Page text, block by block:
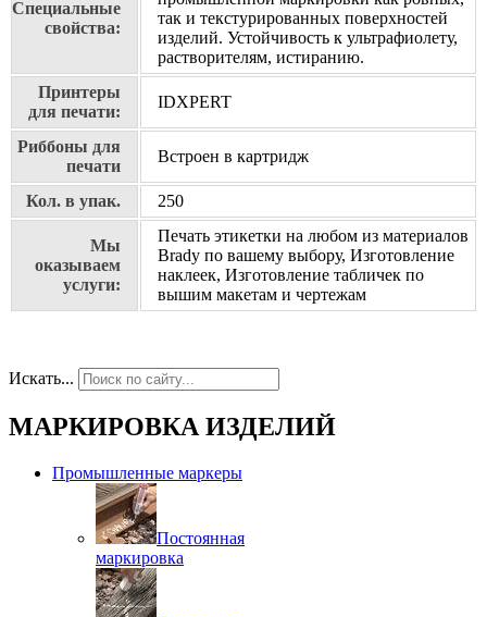
Специальные
свойства:
так и текстурированных поверхностей
изделий. Устойчивость к ультрафиолету,
растворителям, истиранию.
Принтеры
для печати:
IDXPERT
Риббоны для
печати
Встроен в картридж
Кол. в упак. 250
Мы
оказываем
услуги:
Печать этикетки на любом из материалов
Brady по вашему выбору, Изготовление
наклеек, Изготовление табличек по
вышим макетам и чертежам
Искать...
МАРКИРОВКА ИЗДЕЛИЙ
Промышленные маркеры
Постоянная
маркировка